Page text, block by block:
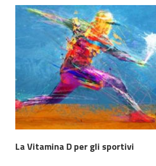
La Vitamina D per gli sportivi